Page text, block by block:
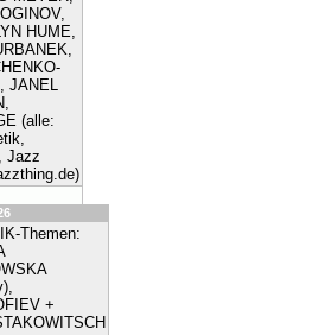
HUME,
JANEL
(alle:
Jazz
Themen:
+